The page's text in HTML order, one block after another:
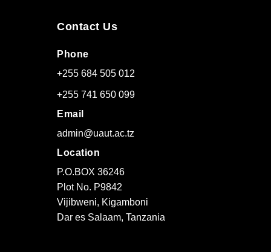
Contact Us
Phone
+255 684 505 012
+255 741 650 099
Email
admin@uaut.ac.tz
Location
P.O.BOX 36246
Plot No. P9842
Vijibweni, Kigamboni
Dar es Salaam, Tanzania